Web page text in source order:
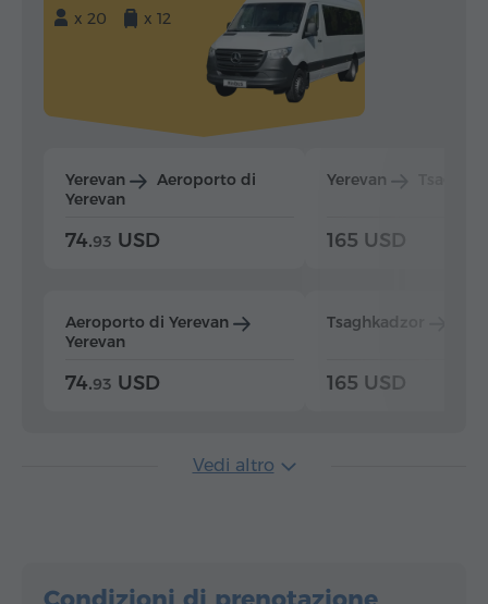
x 20
x 12
Yerevan
Aeroporto di
Yerevan
74.93 USD
Aeroporto di Yerevan
Yerevan
74.93 USD
Yerevan
165 USD
Tsaghkadzor
165 USD
Vedi altro